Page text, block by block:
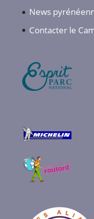
News
Contacter le